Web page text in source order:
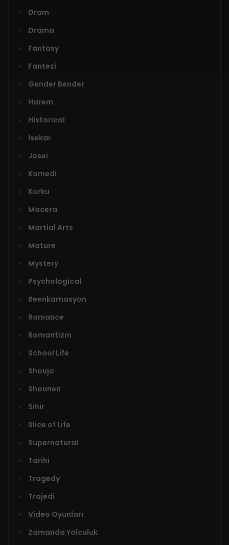
Dram
Drama
Fantasy
Fantezi
Gender Bender
Harem
Historical
Isekai
Josei
Komedi
Korku
Macera
Martial Arts
Mature
Mystery
Psychological
Reenkarnasyon
Romance
Romantizm
School Life
Shoujo
Shounen
Sihir
Slice of Life
Supernatural
Tarihi
Tragedy
Trajedi
Video Oyunları
Zamanda Yolculuk